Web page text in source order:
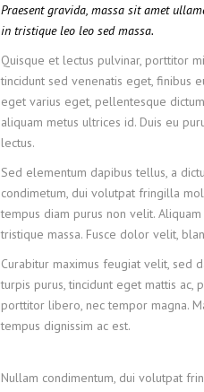
Praesent gravida, massa sit amet
in tristique leo leo sed massa.
Quisque et lectus pulvinar, porttitor
tincidunt sed venenatis eget, finibus
eget varius eget, pellentesque
aliquam metus ultrices id. Duis eu
lectus.
Sed elementum dapibus tellus, a
condimetum, dui volutpat fringilla
tempus diam purus non velit.
tristique massa. Fusce dolor velit,
Curabitur maximus feugiat velit, sed
turpis purus, tincidunt eget mattis ac,
porttitor libero, nec tempor magna.
tempus dignissim ac est.
Nullam condimentum, dui volutpat